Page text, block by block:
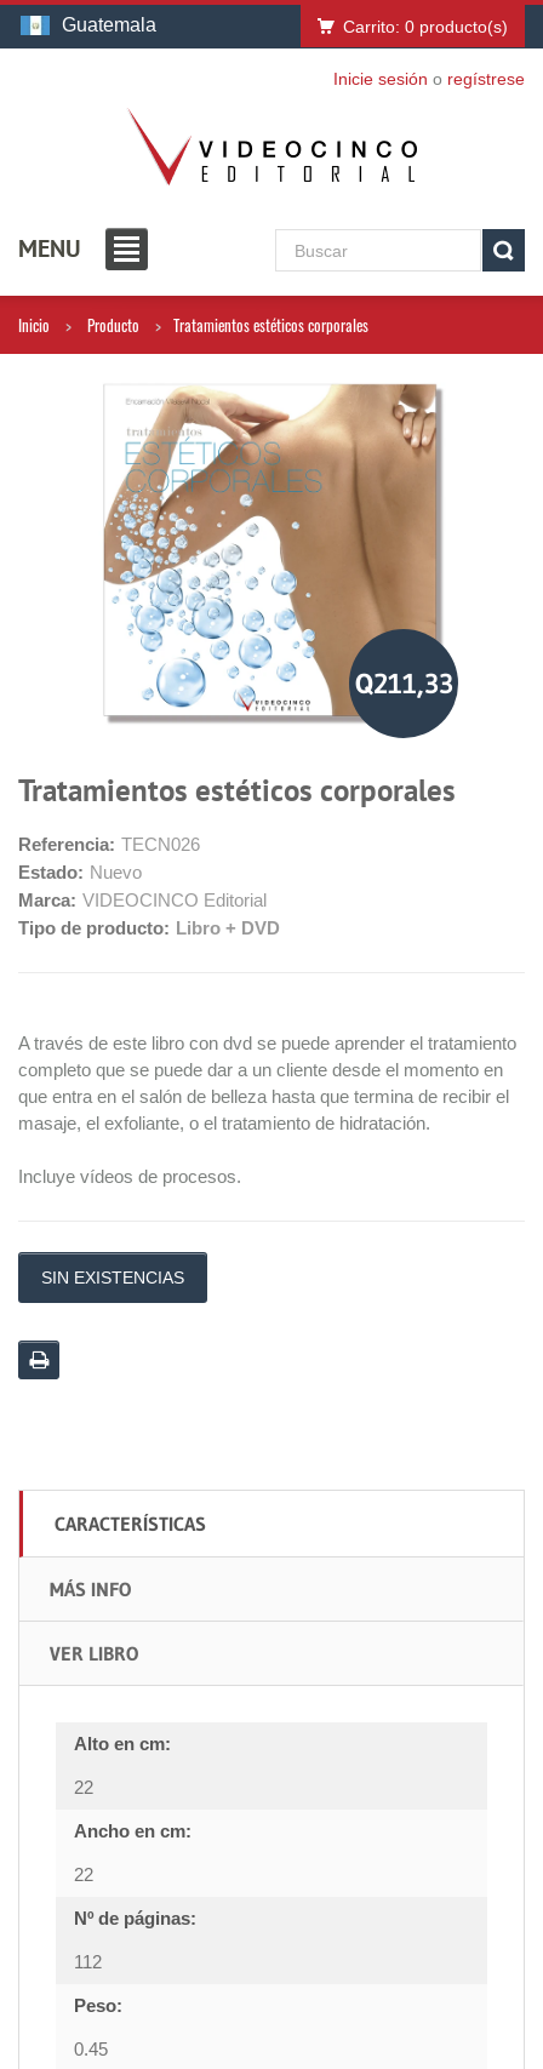
Guatemala Carrito: 0 producto(s)
Inicie sesión o regístrese
MENU
Inicio Producto Tratamientos estéticos corporales
Q211,33
Tratamientos estéticos corporales
Referencia: TECN026
Estado: Nuevo
Marca: VIDEOCINCO Editorial
Tipo de producto: Libro + DVD
A través de este libro con dvd se puede aprender el tratamiento
completo que se puede dar a un cliente desde el momento en
que entra en el salón de belleza hasta que termina de recibir el
masaje, el exfoliante, o el tratamiento de hidratación.
Incluye vídeos de procesos.
SIN EXISTENCIAS
CARACTERÍSTICAS
MÁS INFO
VER LIBRO
Alto en cm:
22
Ancho en cm:
22
Nº de páginas:
112
Peso:
0.45